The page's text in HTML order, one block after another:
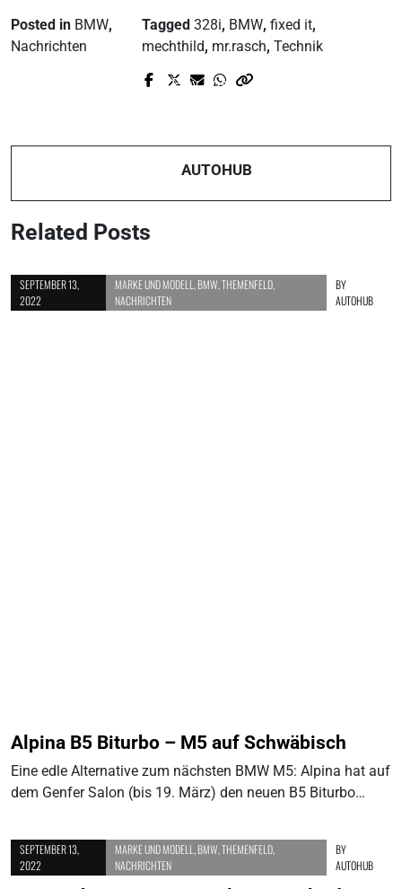
Posted in BMW,
Nachrichten
Tagged 328i, BMW, fixed it,
mechthild, mr.rasch, Technik
Prev Post
AUTOHUB
Related Posts
SEPTEMBER 13,
2022
MARKE UND MODELL BMW THEMENFELD,
NACHRICHTEN
BY
AUTOHUB
Alpina B5 Biturbo – M5 auf Schwäbisch
Eine edle Alternative zum nächsten BMW M5: Alpina hat auf
dem Genfer Salon (bis 19. März) den neuen B5 Biturbo…
SEPTEMBER 13,
2022
MARKE UND MODELL BMW THEMENFELD,
NACHRICHTEN
BY
AUTOHUB